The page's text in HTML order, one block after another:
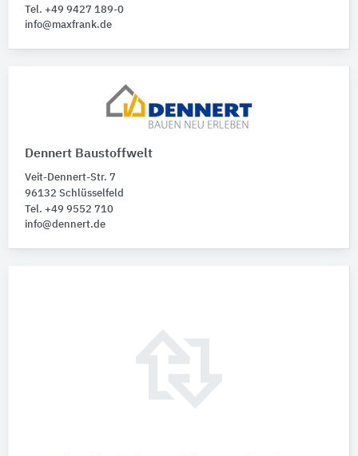
Tel. +49 9427 189-0
info@maxfrank.de
Dennert Baustoffwelt
Veit-Dennert-Str. 7
96132 Schlüsselfeld
Tel. +49 9552 710
info@dennert.de